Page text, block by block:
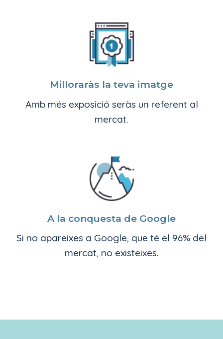
Milloraràs la teva imatge
Amb més exposició seràs un referent al
mercat.
A la conquesta de Google
Si no apareixes a Google, que té el 96% del
mercat, no existeixes.